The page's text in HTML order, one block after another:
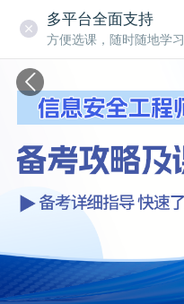
多平台全面支持
方便选课，随时随地学习